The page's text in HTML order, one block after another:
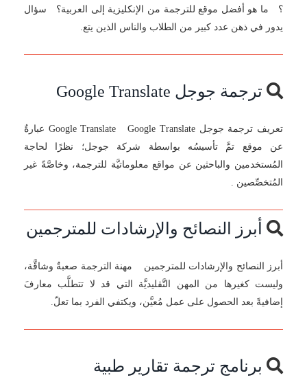
؟ ما هو أفضل موقع للترجمة من الإنكليزية إلى العربية؟ سؤال
يدور في ذهن عدد كبير من الطلاب والناس الذين يتع.
ترجمة جوجل Google Translate
تعريف ترجمة جوجل Google Translate Google Translate عبارةٌ
عن موقع تمَّ تأسيسُه بواسطة شركة جوجل؛ نظرًا لحاجة
المُستخدمين والباحثين عن مواقع معلوماتيَّة للترجمة، وخاصَّةً غير
المُتخصِّصين .
أبرز النصائح والإرشادات للمترجمين
أبرز النصائح والإرشادات للمترجمين مهنة الترجمة صعبةٌ وشاقَّة،
وليست كغيرها من المهن التَّقليديَّة التي قد لا تتطلَّب معارفَ
إضافيةً بعد الحصول على عمل مُعيَّن، ويكتفي الفرد بما تعلّ.
برنامج ترجمة تقارير طبية